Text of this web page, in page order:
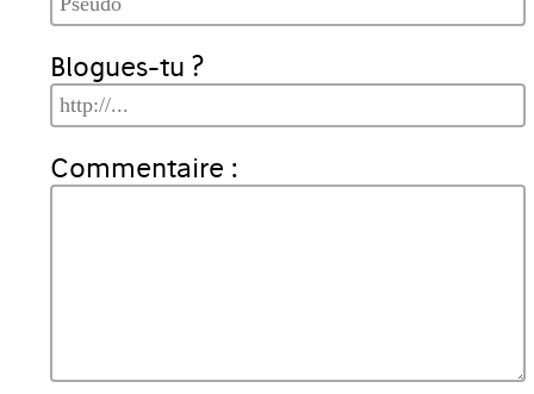
Blogues-tu ?
Commentaire :